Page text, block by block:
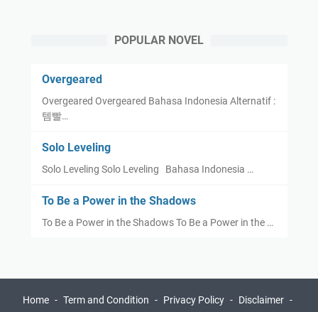
POPULAR NOVEL
Overgeared
Overgeared Overgeared Bahasa Indonesia Alternatif :
템빨…
Solo Leveling
Solo Leveling Solo Leveling Bahasa Indonesia …
To Be a Power in the Shadows
To Be a Power in the Shadows To Be a Power in the …
Home Term and Condition Privacy Policy Disclaimer